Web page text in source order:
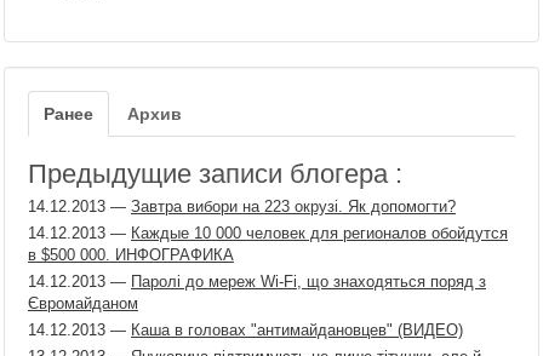
Ранее Архив
Предыдущие записи блогера :
14.12.2013 — Завтра вибори на 223 окрузі. Як допомогти?
14.12.2013 — Каждые 10 000 человек для регионалов обойдутся
в $500 000. ИНФОГРАФИКА
14.12.2013 — Паролі до мереж Wi-Fi, що знаходяться поряд з
Євромайданом
14.12.2013 — Каша в головах "антимайдановцев" (ВИДЕО)